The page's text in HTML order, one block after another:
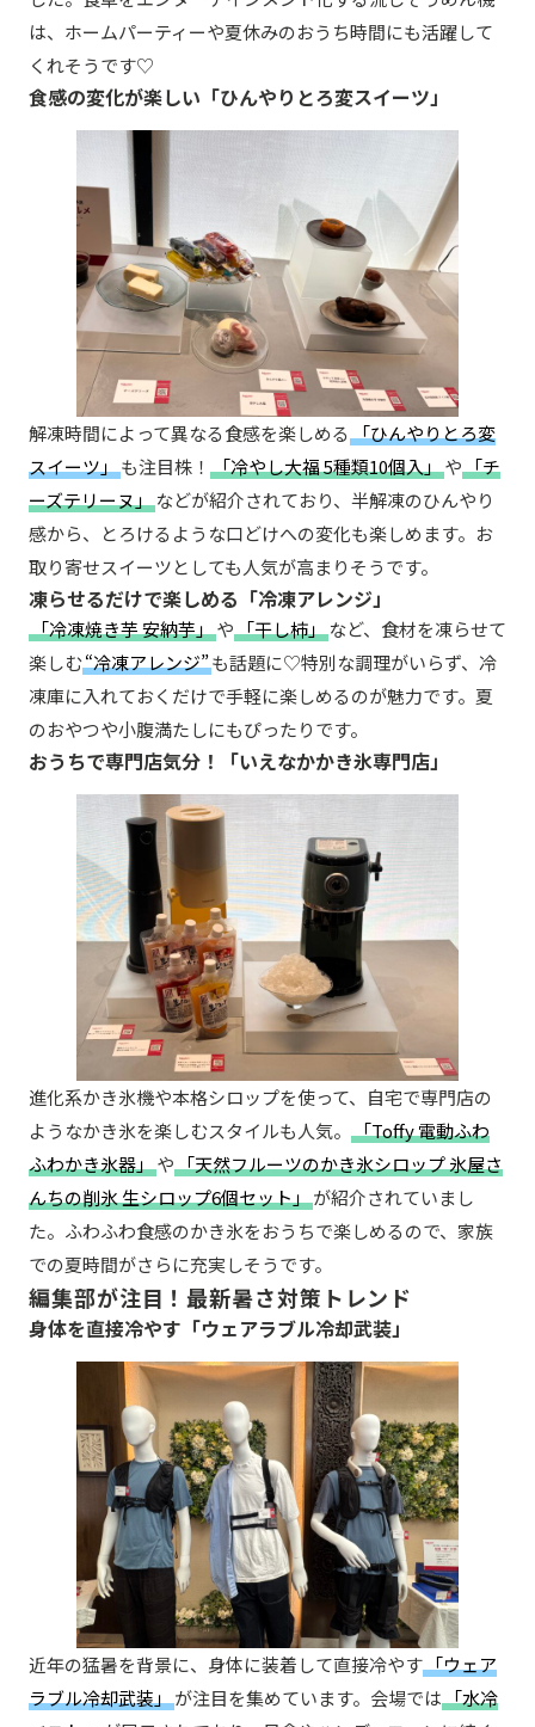
は、ホームパーティーや夏休みのおうち時間にも活躍して
くれそうです♡
食感の変化が楽しい「ひんやりとろ変スイーツ」
解凍時間によって異なる食感を楽しめる 「ひんやりとろ変
スイーツ」も注目株！ 「冷やし大福 5種類10個入」や「チ
ーズテリーヌ」などが紹介されており、半解凍のひんやり
感から、とろけるような口どけへの変化も楽しめます。お
取り寄せスイーツとしても人気が高まりそうです。
凍らせるだけで楽しめる「冷凍アレンジ」
「冷凍焼き芋 安納芋」や「干し柿」など、食材を凍らせて
楽しむ“冷凍アレンジ”も話題に♡特別な調理がいらず、冷
凍庫に入れておくだけで手軽に楽しめるのが魅力です。夏
のおやつや小腹満たしにもぴったりです。
おうちで専門店気分！「いえなかかき氷専門店」
進化系かき氷機や本格シロップを使って、自宅で専門店の
ようなかき氷を楽しむスタイルも人気。 「Toffy 電動ふわ
ふわかき氷器」や「天然フルーツのかき氷シロップ 氷屋さ
んちの削氷 生シロップ6個セット」が紹介されていまし
た。ふわふわ食感のかき氷をおうちで楽しめるので、家族
での夏時間がさらに充実しそうです。
編集部が注目！最新暑さ対策トレンド
身体を直接冷やす「ウェアラブル冷却武装」
近年の猛暑を背景に、身体に装着して直接冷やす「ウェア
ラブル冷却武装」が注目を集めています。会場では「水冷